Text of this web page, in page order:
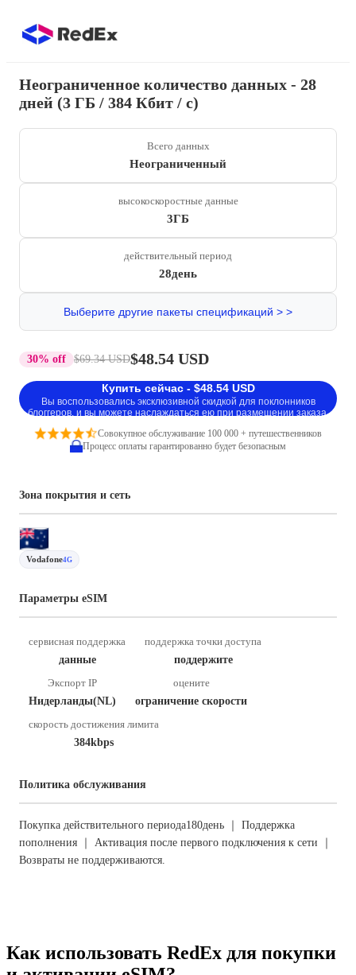
Неограниченное количество данных - 28
дней (3 ГБ / 384 Кбит / с)
Всего данных
Неограниченный
высокоскоростные данные
3ГБ
действительный период
28день
Выберите другие пакеты спецификаций > >
30% off $69.34 USD$48.54 USD
Купить сейчас - $48.54 USD
Вы воспользовались эксклюзивной скидкой для поклонников
блоггеров, и вы можете наслаждаться ею при размещении заказа.
Совокупное обслуживание 100 000 + путешественников
Процесс оплаты гарантированно будет безопасным
Зона покрытия и сеть
Vodafone4G
Параметры eSIM
сервисная поддержка
данные
поддержка точки доступа
поддержите
Экспорт IP
Нидерланды(NL)
оцените
ограничение скорости
скорость достижения лимита
384kbps
Политика обслуживания
Покупка действительного периода180день ｜ Поддержка
пополнения ｜ Активация после первого подключения к сети ｜
Возвраты не поддерживаются.
Как использовать RedEx для покупки